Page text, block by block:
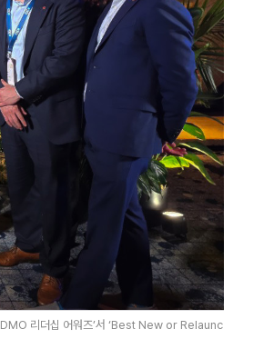
리더십 어워즈’서 ‘Best New or Relaunc